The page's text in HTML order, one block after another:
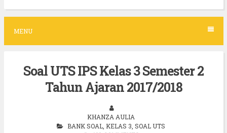
c
MENU
Soal UTS IPS Kelas 3 Semester 2
Tahun Ajaran 2017/2018
KHANZA AULIA
BANK SOAL KELAS 3 SOAL UTS